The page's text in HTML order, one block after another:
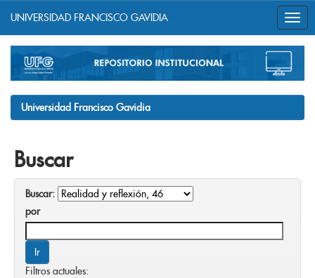
navigation
UNIVERSIDAD FRANCISCO GAVIDIA
Universidad Francisco Gavidia
Buscar
Buscar:
por
Filtros actuales: